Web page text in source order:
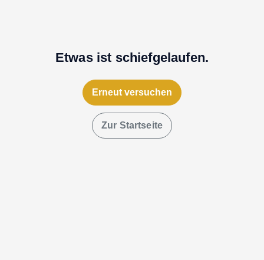
Etwas ist schiefgelaufen.
Erneut versuchen
Zur Startseite